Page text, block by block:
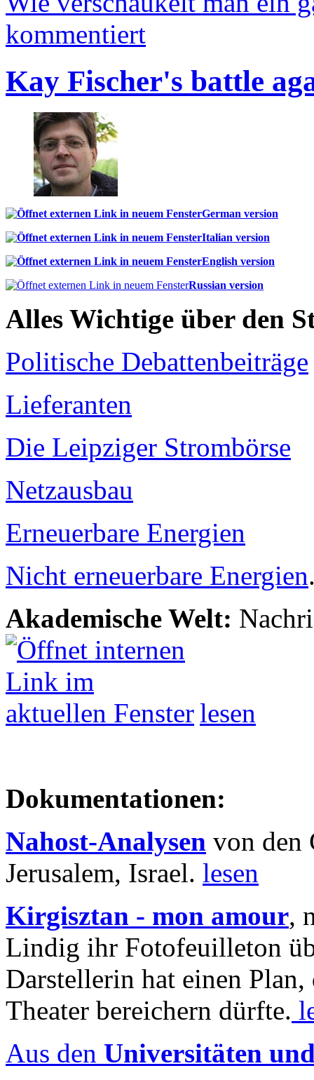
kommentiert
Kay Fischer's battle
German version
Italian version
English version
Russian version
Alles Wichtige über den
Politische Debattenbeiträge
Lieferanten
Die Leipziger Strombörse
Netzausbau
Erneuerbare Energien
Nicht erneuerbare Energien
Akademische Welt:
lesen
Dokumentationen:
Nahost-Analysen von den
Jerusalem, Israel. lesen
Kirgisztan - mon amour,
Lindig ihr Fotofeuilleton
Darstellerin hat einen Plan,
Theater bereichern dürfte.
Aus den Universitäten